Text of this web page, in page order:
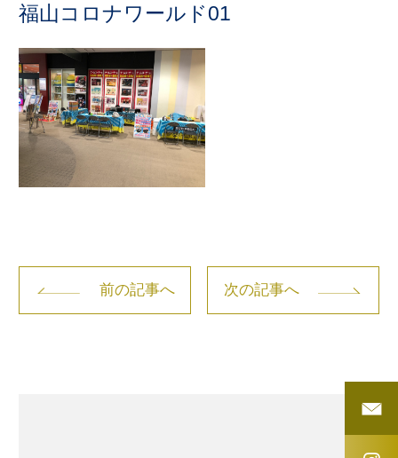
福山コロナワールド01
前の記事へ 次の記事へ